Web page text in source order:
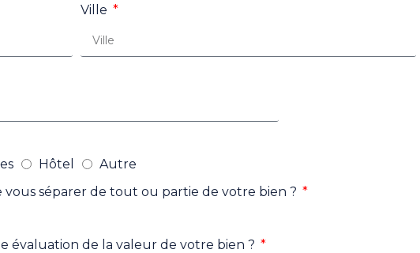
Ville
Hôtel
Autre
vous séparer de tout ou partie de votre bien ?
évaluation de la valeur de votre bien ?